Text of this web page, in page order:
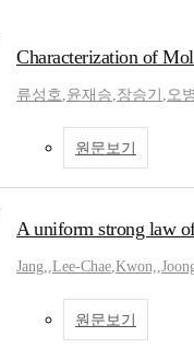
Characterization of
류성호,윤재승,장승기 ,오
원문보기
A uniform strong law
Jang,,Lee-Chae,Kwon,,
원문보기